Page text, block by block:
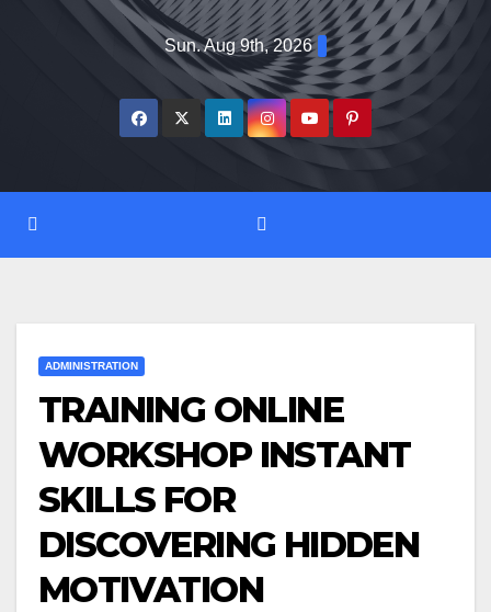
Sun. Aug 9th, 2026
ADMINISTRATION
TRAINING ONLINE
WORKSHOP INSTANT
SKILLS FOR
DISCOVERING HIDDEN
MOTIVATION